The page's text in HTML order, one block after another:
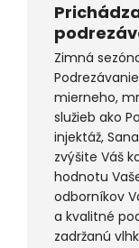
Zimná
mierneho,
služieb ako
injektáž,
zvýšite Váš
hodnotu
odborníkov
a kvalitné
zadržanú